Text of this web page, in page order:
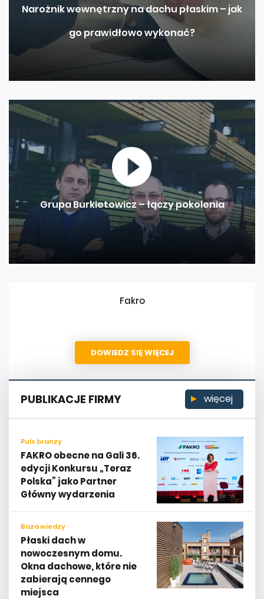
Narożnik wewnętrzny na dachu płaskim – jak
go prawidłowo wykonać?
Grupa Burkietowicz – łączy pokolenia
Fakro
DOWIEDZ SIĘ WIĘCEJ
PUBLIKACJE FIRMY więcej
Puls branży
FAKRO obecne na Gali 36.
edycji Konkursu „Teraz
Polska” jako Partner
Główny wydarzenia
Baza wiedzy
Płaski dach w
nowoczesnym domu.
Okna dachowe, które nie
zabierają cennego
miejsca